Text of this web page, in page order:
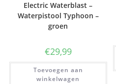
Electric Waterblast –
Waterpistool Typhoon –
groen
€29,99
Toevoegen aan
winkelwagen